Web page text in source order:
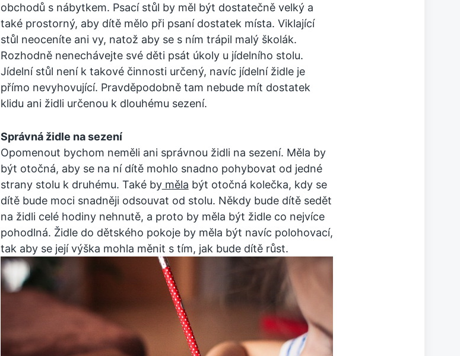
obchodů s nábytkem. Psací stůl by měl být dostatečně velký a
také prostorný, aby dítě mělo při psaní dostatek místa. Viklající
stůl neoceníte ani vy, natož aby se s ním trápil malý školák.
Rozhodně nenechávejte své děti psát úkoly u jídelního stolu.
Jídelní stůl není k takové činnosti určený, navíc jídelní židle je
přímo nevyhovující. Pravděpodobně tam nebude mít dostatek
klidu ani židli určenou k dlouhému sezení.
Správná židle na sezení
Opomenout bychom neměli ani správnou židli na sezení. Měla by
být otočná, aby se na ní dítě mohlo snadno pohybovat od jedné
strany stolu k druhému. Také byměla být otočná kolečka, kdy se
dítě bude moci snadněji odsouvat od stolu. Někdy bude dítě sedět
na židli celé hodiny nehnutě, a proto by měla být židle co nejvíce
pohodlná. Židle do dětského pokoje by měla být navíc polohovací,
tak aby se její výška mohla měnit s tím, jak bude dítě růst.